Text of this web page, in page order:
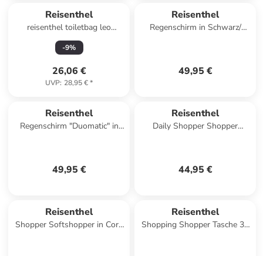
Reisenthel
reisenthel toiletbag leo
macchiato
-9%
26,06 €
UVP: 28,95 €*
Reisenthel
Regenschirm in Schwarz/
49,95 €
Reisenthel
Regenschirm "Duomatic" in
49,95 €
Reisenthel
Daily Shopper Shopper
44,95 €
Reisenthel
Shopper Softshopper in Cord
Reisenthel
Shopping Shopper Tasche 33